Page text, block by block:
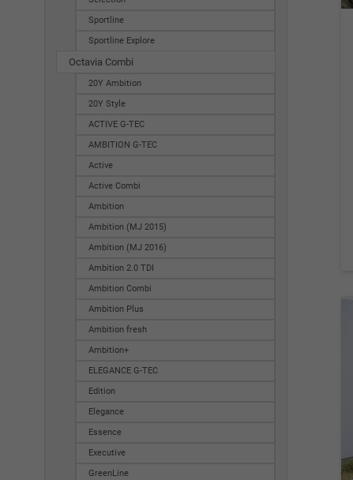
Sportline
Sportline Explore
Octavia Combi
20Y Ambition
20Y Style
ACTIVE G-TEC
AMBITION G-TEC
Active
Active Combi
Ambition
Ambition (MJ 2015)
Ambition (MJ 2016)
Ambition 2.0 TDI
Ambition Combi
Ambition Plus
Ambition fresh
Ambition+
ELEGANCE G-TEC
Edition
Elegance
Essence
Executive
GreenLine